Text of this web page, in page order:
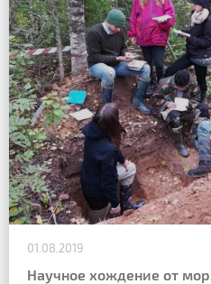
01.08.2019
Научное хождение от